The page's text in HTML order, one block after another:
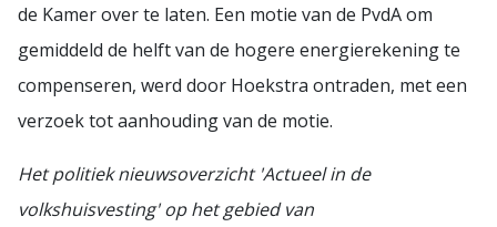
de Kamer over te laten. Een motie van de PvdA om
gemiddeld de helft van de hogere energierekening te
compenseren, werd door Hoekstra ontraden, met een
verzoek tot aanhouding van de motie.
Het politiek nieuwsoverzicht 'Actueel in de
volkshuisvesting' op het gebied van